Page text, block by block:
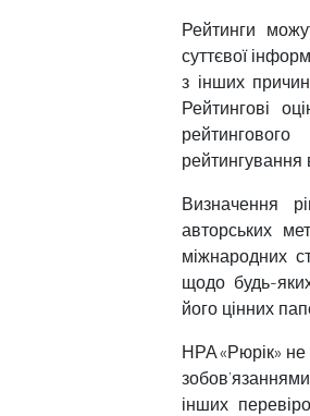
Рейтинги
суттєвої
з інших
Рейтингові
рейтингування
Визначення
авторських
міжнародних
щодо будь-
його цінних
НРА «Рюрік» не
інших